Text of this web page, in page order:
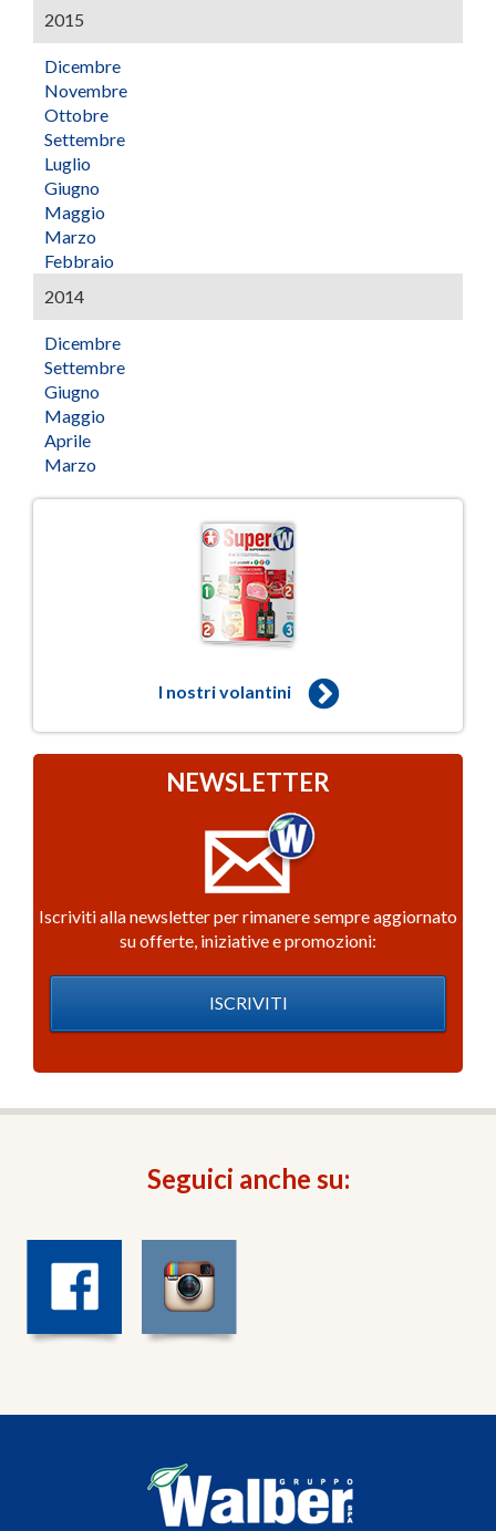
2015
Dicembre
Novembre
Ottobre
Settembre
Luglio
Giugno
Maggio
Marzo
Febbraio
2014
Dicembre
Settembre
Giugno
Maggio
Aprile
Marzo
I nostri volantini
NEWSLETTER
Iscriviti alla newsletter per rimanere sempre aggiornato
su offerte, iniziative e promozioni:
ISCRIVITI
Seguici anche su: